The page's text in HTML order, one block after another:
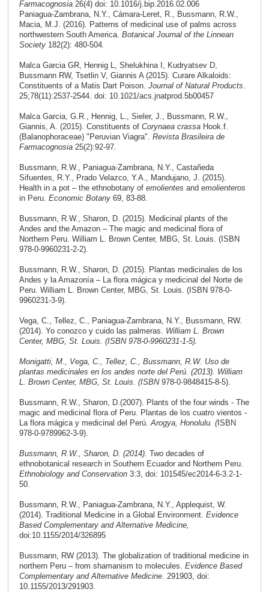
Farmacognosia 26(4) doi: 10.1016/j.bip.2016.02.006
Paniagua-Zambrana, N.Y., Cámara-Leret, R., Bussmann, R.W.,
Macia, M.J. (2016). Patterns of medicinal use of palms across
northwestern South America. Botanical Journal of the Linnean
Society182(2): 480-504.
Malca Garcia GR, Hennig L, Shelukhina I, Kudryatsev D,
Bussmann RW, Tsetlin V, Giannis A (2015). Curare Alkaloids:
Constituents of a Matis Dart Poison. Journal of Natural Products.
25;78(11):2537-2544. doi: 10.1021/acs.jnatprod.5b00457
Malca Garcia, G.R., Hennig, L., Sieler, J., Bussmann, R.W.,
Giannis, A. (2015). Constituents of Corynaea crassaHook.f.
(Balanophoraceae) "Peruvian Viagra". Revista Brasileira de
Farmacognosia25(2):92-97.
Bussmann, R.W., Paniagua-Zambrana, N.Y., Castañeda
Sifuentes, R.Y., Prado Velazco, Y.A., Mandujano, J. (2015).
Health in a pot – the ethnobotany of emolientes and emolienteros
in Peru. Economic Botany69, 83-88.
Bussmann, R.W., Sharon, D. (2015). Medicinal plants of the
Andes and the Amazon – The magic and medicinal flora of
Northern Peru. William L. Brown Center, MBG, St. Louis. (ISBN
978-0-9960231-2-2).
Bussmann, R.W., Sharon, D. (2015). Plantas medicinales de los
Andes y la Amazonía – La flora mágica y medicinal del Norte de
Peru. William L. Brown Center, MBG, St. Louis. (ISBN 978-0-
9960231-3-9).
Vega, C., Tellez, C., Paniagua-Zambrana, N.Y., Bussmann, RW.
(2014). Yo conozco y cuido las palmeras. William L. Brown
Center, MBG, St. Louis. (ISBN 978-0-9960231-1-5).
Monigatti, M., Vega, C., Tellez, C., Bussmann, R.W. Uso de
plantas medicinales en los andes norte del Perú. (2013). William
L. Brown Center, MBG, St. Louis. (ISBN 978-0-9848415-8-5).
Bussmann, R.W., Sharon, D.(2007). Plants of the four winds - The
magic and medicinal flora of Peru. Plantas de los cuatro vientos -
La flora mágica y medicinal del Perú.Arogya, Honolulu. (ISBN
978-0-9789962-3-9).
Bussmann, R.W., Sharon, D. (2014). Two decades of
ethnobotanical research in Southern Ecuador and Northern Peru.
Ethnobiology and Conservation 3:3, doi: 101545/ec2014-6-3.2-1-
50.
Bussmann, R.W., Paniagua-Zambrana, N.Y., Applequist, W.
(2014). Traditional Medicine in a Global Environment. Evidence
Based Complementary and Alternative Medicine,
doi:10.1155/2014/326895
Bussmann, RW (2013). The globalization of traditional medicine in
northern Peru – from shamanism to molecules. Evidence Based
Complementary and Alternative Medicine. 291903, doi:
10.1155/2013/291903.